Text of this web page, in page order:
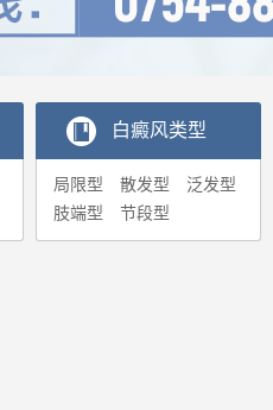
白癜风类型
局限型 散发型
泛发型
肢端型
节段型